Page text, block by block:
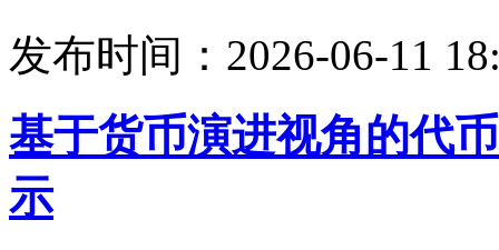
发布时间：2026-06-11
基于货币演进视角的代
示